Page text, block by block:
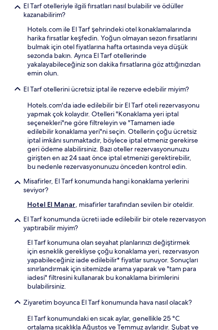
El Tarf otelleriyle ilgili fırsatları nasıl bulabilir ve ödüller
kazanabilirim?
Hotels.com ile El Tarf şehrindeki otel konaklamalarında
harika fırsatlar keşfedin. Yoğun olmayan sezon fırsatlarını
bulmak için otel fiyatlarına hafta ortasında veya düşük
sezonda bakın. Ayrıca El Tarf otellerinde
yakalayabileceğiniz son dakika fırsatlarına göz attığınızdan
emin olun.
El Tarf otellerini ücretsiz iptal ile rezerve edebilir miyim?
Hotels.com'da iade edilebilir bir El Tarf oteli rezervasyonu
yapmak çok kolaydır. Otelleri "Konaklama yeri iptal
seçenekleri"ne göre filtreleyin ve "Tamamen iade
edilebilir konaklama yeri"ni seçin. Otellerin çoğu ücretsiz
iptal imkânı sunmaktadır, böylece iptal etmeniz gerekirse
geri ödeme alabilirsiniz. Bazı oteller rezervasyonunuzu
girişten en az 24 saat önce iptal etmenizi gerektirebilir,
bu nedenle rezervasyonunuzu önceden kontrol edin.
Misafirler, El Tarf konumunda hangi konaklama yerlerini
seviyor?
Hotel El Manar, misafirler tarafından sevilen bir oteldir.
El Tarf konumunda ücreti iade edilebilir bir otele rezervasyon
yaptırabilir miyim?
El Tarf konumuna olan seyahat planlarınızı değiştirmek
için esneklik gerekliyse çoğu konaklama yeri, rezervasyon
yapabileceğiniz iade edilebilir* fiyatlar sunuyor. Sonuçları
sınırlandırmak için sitemizde arama yaparak ve "tam para
iadesi" filtresini kullanarak bu konaklama birimlerini
bulabilirsiniz.
Ziyaretim boyunca El Tarf konumunda hava nasıl olacak?
El Tarf konumundaki en sıcak aylar, genellikle 25 °C
ortalama sıcaklıkla Ağustos ve Temmuz aylarıdır. Şubat ve